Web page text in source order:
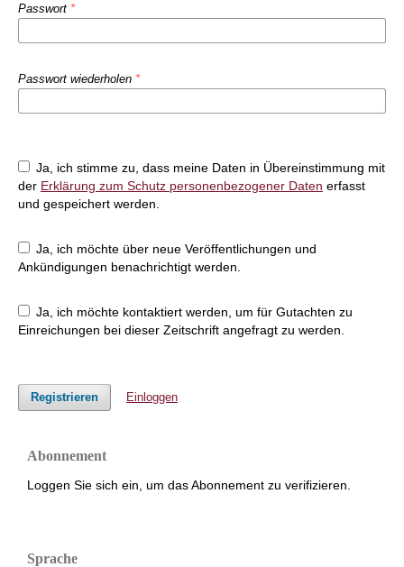
Passwort *
Passwort wiederholen *
Ja, ich stimme zu, dass meine Daten in Übereinstimmung mit
der Erklärung zum Schutz personenbezogener Daten erfasst
und gespeichert werden.
Ja, ich möchte über neue Veröffentlichungen und
Ankündigungen benachrichtigt werden.
Ja, ich möchte kontaktiert werden, um für Gutachten zu
Einreichungen bei dieser Zeitschrift angefragt zu werden.
Registrieren Einloggen
Abonnement
Loggen Sie sich ein, um das Abonnement zu verifizieren.
Sprache